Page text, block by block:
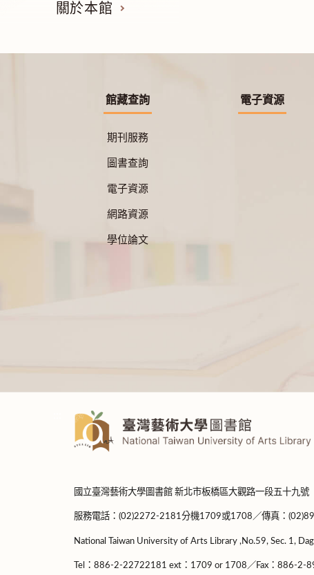
關於本館
館藏查詢
期刊服務
圖書查詢
電子資源
網路資源
學位論文
電子資源
國立臺灣藝術大學圖書館 新北市板橋區大觀路一段五十九號
服務電話：(02)2272-2181分機1709或1708／傳真：
National Taiwan University of Arts Library ,No.59, Sec. 1,
Tel：886-2-22722181 ext：1709 or 1708／Fax：886-2-